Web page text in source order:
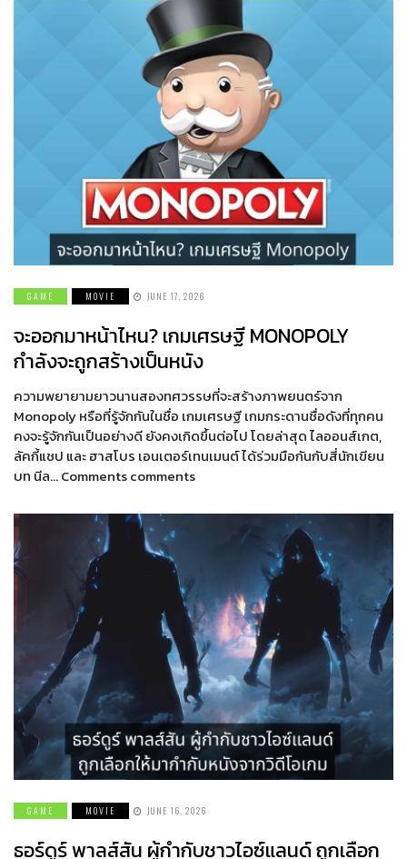
GAME MOVIE JUNE 17, 2026
จะออกมาหน้าไหน? เกมเศรษฐี MONOPOLY
กำลังจะถูกสร้างเป็นหนัง
ความพยายามยาวนานสองทศวรรษที่จะสร้างภาพยนตร์จาก
Monopoly หรือที่รู้จักกันในชื่อ เกมเศรษฐี เกมกระดานชื่อดังที่ทุกคน
คงจะรู้จักกันเป็นอย่างดี ยังคงเกิดขึ้นต่อไป โดยล่าสุด ไลออนส์เกต,
ลัคกี้แชป และ ฮาสโบร เอนเตอร์เทนเมนต์ ได้ร่วมมือกันกับสี่นักเขียน
บท นีล… Comments comments
GAME MOVIE JUNE 16, 2026
ธอร์ดูร์ พาลส์สัน ผู้กำกับชาวไอซ์แลนด์ ถูกเลือก